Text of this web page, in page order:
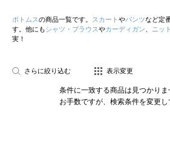
ボトムスの商品一覧です。 スカート やパンツなど定
す。他にもシャツ・ブラウスやカーディガン ニッ
実！
さらに絞り込む 表示変更
条件に一致する商品は見つかりま
お手数ですが、検索条件を変更し